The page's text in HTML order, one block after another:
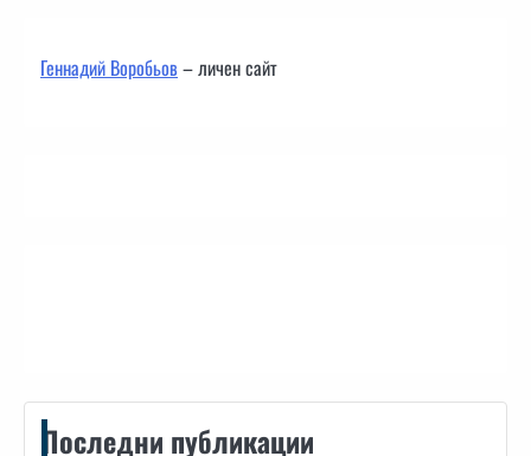
Геннадий Воробьов– личен сайт
Последни публикации